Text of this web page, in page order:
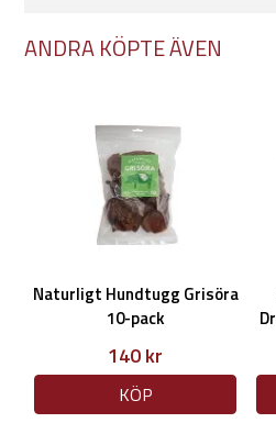
ANDRA KÖPTE ÄVEN
Naturligt Hundtugg Grisöra
10-pack
140 kr
KÖP